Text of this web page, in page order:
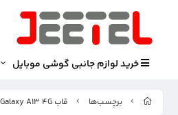
خرید لوازم جانبی گوشی موبایل
برچسب‌ها قاب Galaxy A13 4G